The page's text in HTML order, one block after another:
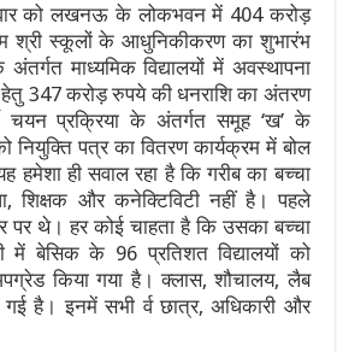
को लखनऊ के लोकभवन में 404 करोड़
श्री स्कूलों के आधुनिकीकरण का शुभारंभ
माध्यमिक विद्यालयों में अवस्थापना
347 करोड़ रुपये की धनराशि का अंतरण
चयन प्रक्रिया के अंतर्गत समूह ‘ख’ के
नियुक्ति पत्र का वितरण कार्यक्रम में बोल
हमेशा ही सवाल रहा है कि गरीब का बच्चा
शिक्षक और कनेक्टिविटी नहीं है। पहले
पर थे। हर कोई चाहता है कि उसका बच्चा
बेसिक के 96 प्रतिशत विद्यालयों को
किया गया है। क्लास, शौचालय, लैब
गई है। इनमें सभी र्व छात्र, अधिकारी और